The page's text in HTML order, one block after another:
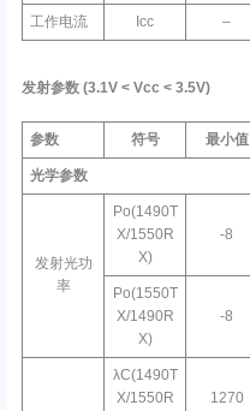
工作电流 Icc –
发射参数 (3.1V <Vcc < 3.5V)
参数 符号 最小值
光学参数
发射光功
率
Po(1490T
X/1550R
X)
-8
Po(1550T
X/1490R
X)
-8
λC(1490T
X/1550R
1270